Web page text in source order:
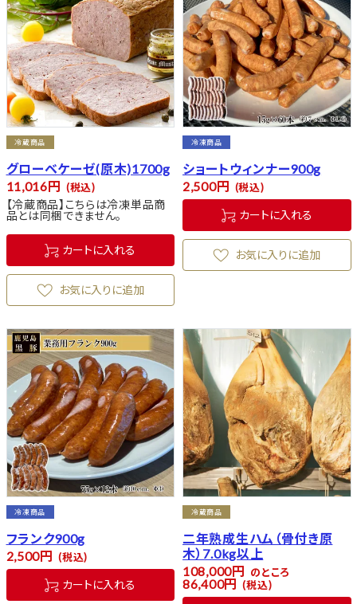
冷蔵商品
グローベケーゼ(原木)1700g
11,016 税込
【冷蔵商品】こちらは冷凍単品商
品とは同梱できません。
カートに入れる
お気に入りに追加
冷凍商品
ショートウィンナー900g
2,500 税込
カートに入れる
お気に入りに追加
冷凍商品
フランク900g
2,500 税込
カートに入れる
冷蔵商品
二年熟成生ハム（骨付き原
木）7.0kg以上
108,000 のところ
86,400 税込